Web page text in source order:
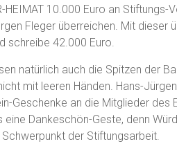
HEIMAT 10.000 Euro an Stiftungs-
Fleger überreichen. Mit dieser
schreibe 42.000 Euro.
natürlich auch die Spitzen der
mit leeren Händen. Hans-
Geschenke an die Mitglieder des
eine Dankeschön-Geste, denn
Schwerpunkt der Stiftungsarbeit.